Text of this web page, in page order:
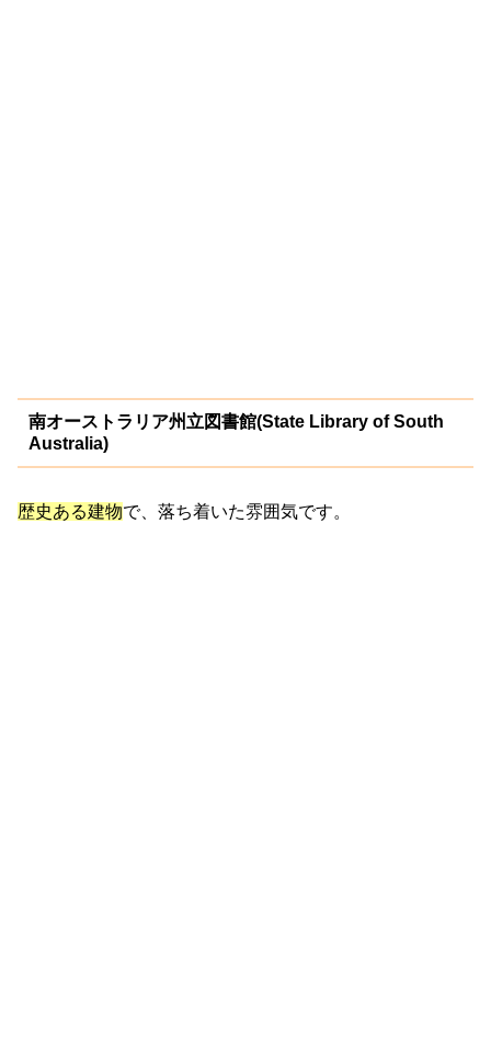
南オーストラリア州立図書館(State Library of South
Australia)
歴史ある建物で、落ち着いた雰囲気です。